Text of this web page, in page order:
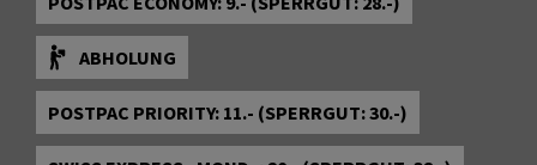
ABHOLUNG
POSTPAC PRIORITY: 11.- (SPERRGUT: 30.-)